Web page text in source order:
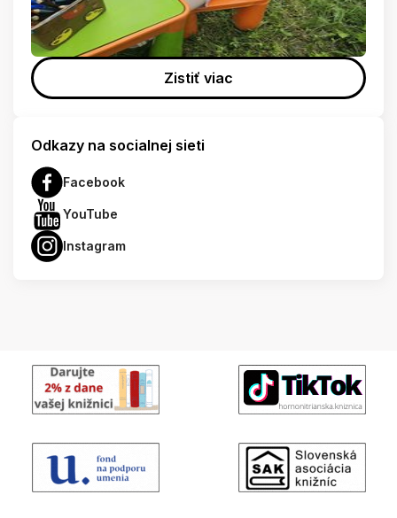
Zistiť viac
Odkazy na socialnej sieti
Facebook
YouTube
Instagram